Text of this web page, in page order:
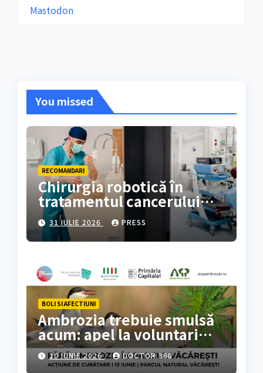
Mastodon
You missed
RECOMANDARI
Chirurgia robotică în
tratamentul cancerului
colorectal
31 IULIE 2026 PRESS
BOLI SI AFECTIUNI
Ambrozia trebuie smulsă
acum: apel la voluntari
pentru acțiune de curățare
în Parcul Natural
10 IUNIE 2026 DOCTOR 360